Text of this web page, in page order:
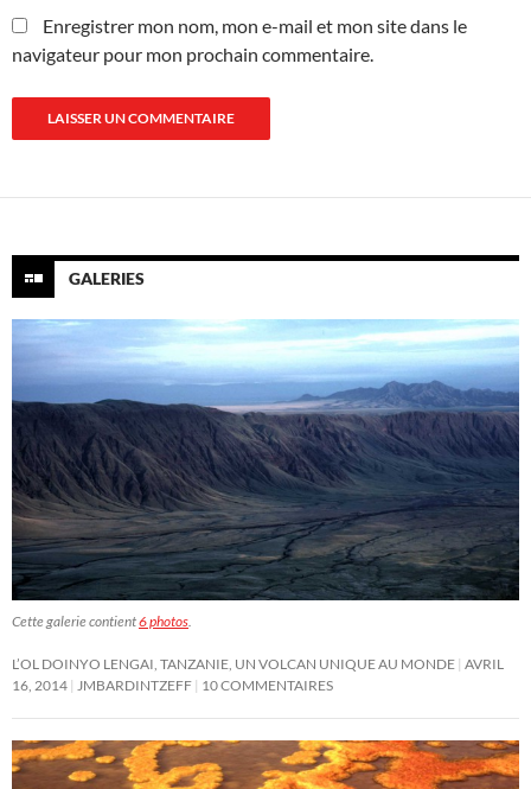
Enregistrer mon nom, mon e-mail et mon site dans le
navigateur pour mon prochain commentaire.
GALERIES
Cette galerie contient6 photos
L’OL DOINYO LENGAI, TANZANIE, UN VOLCAN UNIQUE AU MONDE AVRIL
16, 2014
JMBARDINTZEFF 10 COMMENTAIRES